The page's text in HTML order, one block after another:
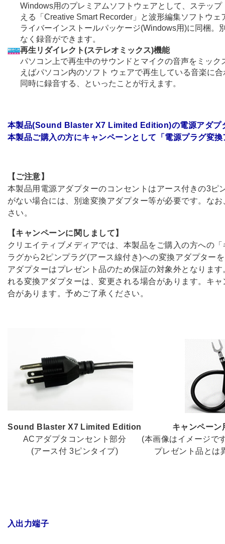
Windows用のプレミアムソフトウェアとして、ステッ
える「Creative Smart Recorder」と波形編集ソフトウ
ライバーインストールパッケージ(Windows用)に同梱。
なく録音ができます。
再生リダイレクト(ステレオミックス)機能
パソコン上で再生中のサウンドとマイクの音声をミッ
えばパソコン内のソフト ウェアで再生している音楽に
同時に録音する、といったことが行えます。
本製品(Sound Blaster X7 Limited Edition)の電源アダプ
本製品ご購入の方にキャンペーンとして「電源プラグ変
【ご注意】
本製品用電源アダプターのコンセントはアース付きの3ピ
がない場合には、別途変換アダプター等が必要です。な
さい。
【キャンペーンに関しまして】
クリエイティブメディアでは、本製品をご購入の方への
ラグから2ピンプラグ(アース線付き)への変換アダプター
アダプターはプレゼント品のため保証の対象外となりま
れる変換アダプターは、変更される場合があります。キ
合があります。予めご了承ください。
Sound Blaster X7 Limited Edition
ACアダプタコンセント部分
(アース付 3ピンタイプ)
キャンペーン
(本画像はイメージで
プレゼント品とは
入出力端子